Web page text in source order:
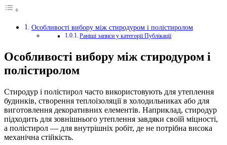
Особливості вибору між стиродуром і полістиролом
Раніші записи у категорії Публікації
Особливості вибору між стиродуром і
полістиролом
Стиродур і полістирол часто використовують для утеплення
будинків, створення теплоізоляції в холодильниках або для
виготовлення декоративних елементів. Наприклад, стиродур
підходить для зовнішнього утеплення завдяки своїй міцності,
а полістирол — для внутрішніх робіт, де не потрібна висока
механічна стійкість.